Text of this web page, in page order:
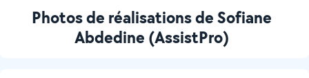
Photos de réalisations de Sofiane
Abdedine (AssistPro)